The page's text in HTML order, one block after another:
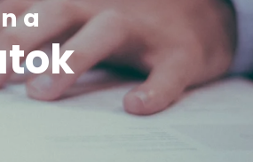
a